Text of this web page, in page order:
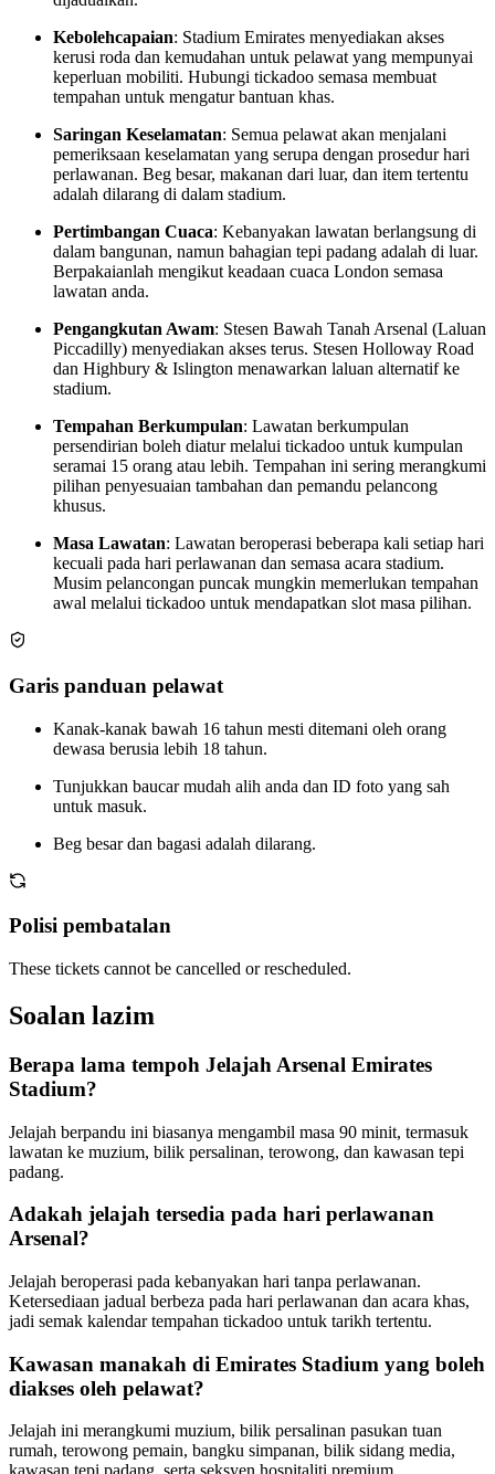
Kebolehcapaian: Stadium Emirates menyediakan akses
kerusi roda dan kemudahan untuk pelawat yang mempunyai
keperluan mobiliti. Hubungi tickadoo semasa membuat
tempahan untuk mengatur bantuan khas.
Saringan Keselamatan: Semua pelawat akan menjalani
pemeriksaan keselamatan yang serupa dengan prosedur hari
perlawanan. Beg besar, makanan dari luar, dan item tertentu
adalah dilarang di dalam stadium.
Pertimbangan Cuaca: Kebanyakan lawatan berlangsung di
dalam bangunan, namun bahagian tepi padang adalah di luar.
Berpakaianlah mengikut keadaan cuaca London semasa
lawatan anda.
Pengangkutan Awam: Stesen Bawah Tanah Arsenal (Laluan
Piccadilly) menyediakan akses terus. Stesen Holloway Road
dan Highbury & Islington menawarkan laluan alternatif ke
stadium.
Tempahan Berkumpulan: Lawatan berkumpulan
persendirian boleh diatur melalui tickadoo untuk kumpulan
seramai 15 orang atau lebih. Tempahan ini sering merangkumi
pilihan penyesuaian tambahan dan pemandu pelancong
khusus.
Masa Lawatan: Lawatan beroperasi beberapa kali setiap hari
kecuali pada hari perlawanan dan semasa acara stadium.
Musim pelancongan puncak mungkin memerlukan tempahan
awal melalui tickadoo untuk mendapatkan slot masa pilihan.
Garis panduan pelawat
Kanak-kanak bawah 16 tahun mesti ditemani oleh orang
dewasa berusia lebih 18 tahun.
Tunjukkan baucar mudah alih anda dan ID foto yang sah
untuk masuk.
Beg besar dan bagasi adalah dilarang.
Polisi pembatalan
These tickets cannot be cancelled or rescheduled.
Soalan lazim
Berapa lama tempoh Jelajah Arsenal Emirates
Stadium?
Jelajah berpandu ini biasanya mengambil masa 90 minit, termasuk
lawatan ke muzium, bilik persalinan, terowong, dan kawasan tepi
padang.
Adakah jelajah tersedia pada hari perlawanan
Arsenal?
Jelajah beroperasi pada kebanyakan hari tanpa perlawanan.
Ketersediaan jadual berbeza pada hari perlawanan dan acara khas,
jadi semak kalendar tempahan tickadoo untuk tarikh tertentu.
Kawasan manakah di Emirates Stadium yang boleh
diakses oleh pelawat?
Jelajah ini merangkumi muzium, bilik persalinan pasukan tuan
rumah, terowong pemain, bangku simpanan, bilik sidang media,